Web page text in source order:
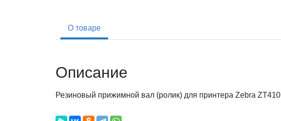
О товаре
Описание
Резиновый прижимной вал (ролик) для принтера Zebra ZT410